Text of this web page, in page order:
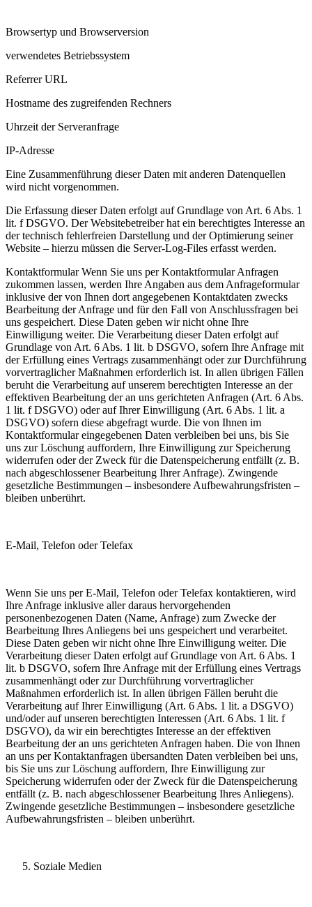
Browsertyp und Browserversion
verwendetes Betriebssystem
Referrer URL
Hostname des zugreifenden Rechners
Uhrzeit der Serveranfrage
IP-Adresse
Eine Zusammenführung dieser Daten mit anderen Datenquellen
wird nicht vorgenommen.
Die Erfassung dieser Daten erfolgt auf Grundlage von Art. 6 Abs. 1
lit. f DSGVO. Der Websitebetreiber hat ein berechtigtes Interesse an
der technisch fehlerfreien Darstellung und der Optimierung seiner
Website – hierzu müssen die Server-Log-Files erfasst werden.
Kontaktformular Wenn Sie uns per Kontaktformular Anfragen
zukommen lassen, werden Ihre Angaben aus dem Anfrageformular
inklusive der von Ihnen dort angegebenen Kontaktdaten zwecks
Bearbeitung der Anfrage und für den Fall von Anschlussfragen bei
uns gespeichert. Diese Daten geben wir nicht ohne Ihre
Einwilligung weiter. Die Verarbeitung dieser Daten erfolgt auf
Grundlage von Art. 6 Abs. 1 lit. b DSGVO, sofern Ihre Anfrage mit
der Erfüllung eines Vertrags zusammenhängt oder zur Durchführung
vorvertraglicher Maßnahmen erforderlich ist. In allen übrigen Fällen
beruht die Verarbeitung auf unserem berechtigten Interesse an der
effektiven Bearbeitung der an uns gerichteten Anfragen (Art. 6 Abs.
1 lit. f DSGVO) oder auf Ihrer Einwilligung (Art. 6 Abs. 1 lit. a
DSGVO) sofern diese abgefragt wurde. Die von Ihnen im
Kontaktformular eingegebenen Daten verbleiben bei uns, bis Sie
uns zur Löschung auffordern, Ihre Einwilligung zur Speicherung
widerrufen oder der Zweck für die Datenspeicherung entfällt (z. B.
nach abgeschlossener Bearbeitung Ihrer Anfrage). Zwingende
gesetzliche Bestimmungen – insbesondere Aufbewahrungsfristen –
bleiben unberührt.
E-Mail, Telefon oder Telefax
Wenn Sie uns per E-Mail, Telefon oder Telefax kontaktieren, wird
Ihre Anfrage inklusive aller daraus hervorgehenden
personenbezogenen Daten (Name, Anfrage) zum Zwecke der
Bearbeitung Ihres Anliegens bei uns gespeichert und verarbeitet.
Diese Daten geben wir nicht ohne Ihre Einwilligung weiter. Die
Verarbeitung dieser Daten erfolgt auf Grundlage von Art. 6 Abs. 1
lit. b DSGVO, sofern Ihre Anfrage mit der Erfüllung eines Vertrags
zusammenhängt oder zur Durchführung vorvertraglicher
Maßnahmen erforderlich ist. In allen übrigen Fällen beruht die
Verarbeitung auf Ihrer Einwilligung (Art. 6 Abs. 1 lit. a DSGVO)
und/oder auf unseren berechtigten Interessen (Art. 6 Abs. 1 lit. f
DSGVO), da wir ein berechtigtes Interesse an der effektiven
Bearbeitung der an uns gerichteten Anfragen haben. Die von Ihnen
an uns per Kontaktanfragen übersandten Daten verbleiben bei uns,
bis Sie uns zur Löschung auffordern, Ihre Einwilligung zur
Speicherung widerrufen oder der Zweck für die Datenspeicherung
entfällt (z. B. nach abgeschlossener Bearbeitung Ihres Anliegens).
Zwingende gesetzliche Bestimmungen – insbesondere gesetzliche
Aufbewahrungsfristen – bleiben unberührt.
Soziale Medien